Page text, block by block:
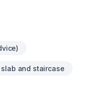
slab and staircase